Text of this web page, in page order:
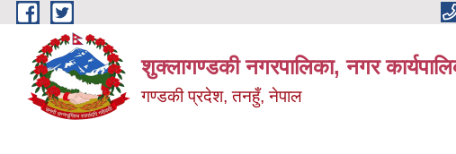
Skip to main content
शुक्लागण्डकी नगरपालिका, नगर
गण्डकी प्रदेश, तनहुँ, नेपाल